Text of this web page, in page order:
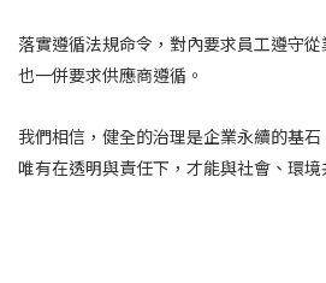
落實遵循法規命令，對內要求員工遵守從
也一併要求供應商遵循。
我們相信，健全的治理是企業永續的基石
唯有在透明與責任下，才能與社會、環境